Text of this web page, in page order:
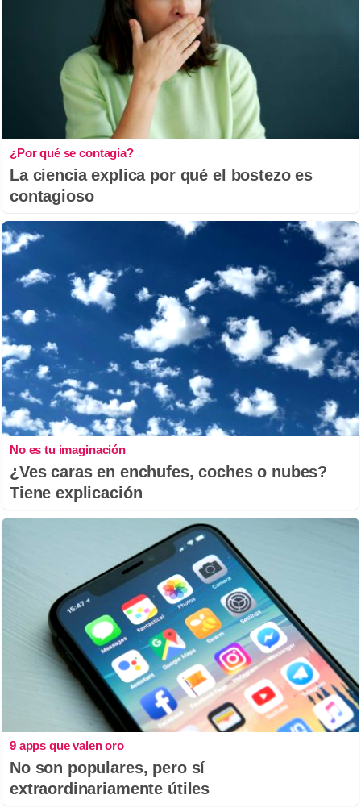
¿Por qué se contagia?
La ciencia explica por qué el bostezo es
contagioso
No es tu imaginación
¿Ves caras en enchufes, coches o nubes?
Tiene explicación
9 apps que valen oro
No son populares, pero sí
extraordinariamente útiles